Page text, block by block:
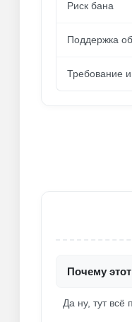
Риск бана
Поддержка
Требование
Почему
Да ну, тут всё